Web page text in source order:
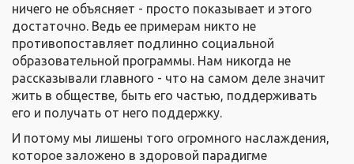
ничего не объясняет - просто показывает и этого
достаточно. Ведь ее примерам никто не
противопоставляет подлинно социальной
образовательной программы. Нам никогда не
рассказывали главного - что на самом деле значит
жить в обществе, быть его частью, поддерживать
его и получать от него поддержку.
И потому мы лишены того огромного наслаждения,
которое заложено в здоровой парадигме